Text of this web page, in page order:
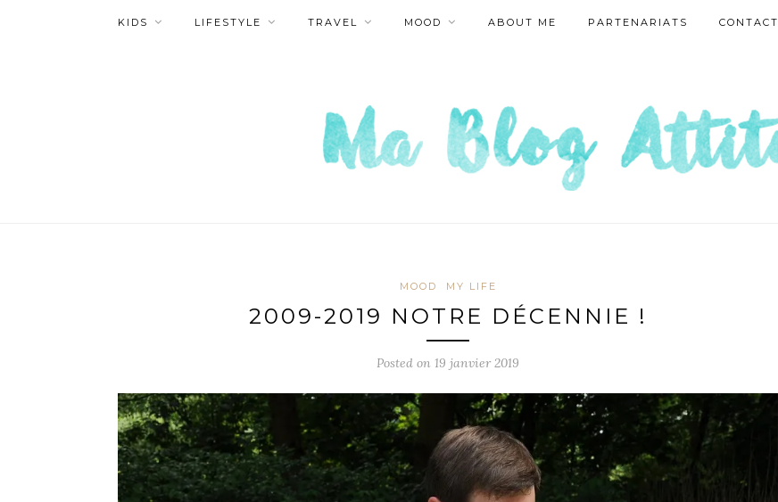
KIDS LIFESTYLE TRAVEL MOOD ABOUT ME PARTENARIATS CONTACT
MOOD MY LIFE
2009-2019 NOTRE DÉCENNIE !
Posted on 19 janvier 2019